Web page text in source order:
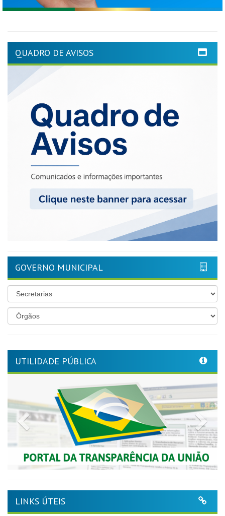
QUADRO DE AVISOS
GOVERNO MUNICIPAL
UTILIDADE PÚBLICA
Previous
LINKS ÚTEIS